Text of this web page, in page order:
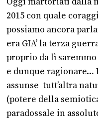
2015 con quale
possiamo ancora
era GIA’ la terza
proprio da lì
e dunque ragionare…
assunse tutt’altra
(potere della
paradossale in